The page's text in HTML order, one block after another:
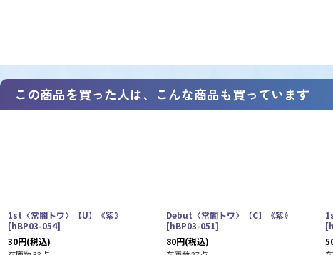
この商品を買った人は、こんな商品も買っています
1st〈常闇トワ〉【U】《紫》
[hBP03-054]
30円(税込)
Debut〈常闇トワ〉【C】《紫》
[hBP03-051]
80円(税込)
[